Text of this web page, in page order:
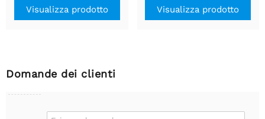
Visualizza prodotto Visualizza prodotto
Domande dei clienti